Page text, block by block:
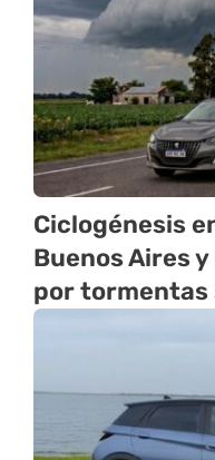
Ciclogénesis
Buenos Aires
por tormentas